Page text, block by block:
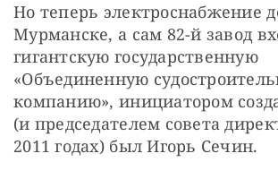
Но теперь электроснабжение
Мурманске, а сам 82-й завод
гигантскую государственную
«Объединенную
компанию», инициатором
(и председателем совета
2011 годах) был Игорь Сечин.